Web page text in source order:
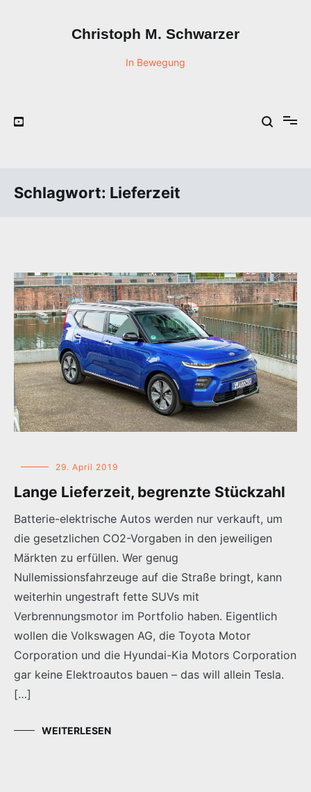
Christoph M. Schwarzer
In Bewegung
Schlagwort: Lieferzeit
29. April 2019
Lange Lieferzeit, begrenzte Stückzahl
Batterie-elektrische Autos werden nur verkauft, um
die gesetzlichen CO2-Vorgaben in den jeweiligen
Märkten zu erfüllen. Wer genug
Nullemissionsfahrzeuge auf die Straße bringt, kann
weiterhin ungestraft fette SUVs mit
Verbrennungsmotor im Portfolio haben. Eigentlich
wollen die Volkswagen AG, die Toyota Motor
Corporation und die Hyundai-Kia Motors Corporation
gar keine Elektroautos bauen – das will allein Tesla.
[…]
WEITERLESEN